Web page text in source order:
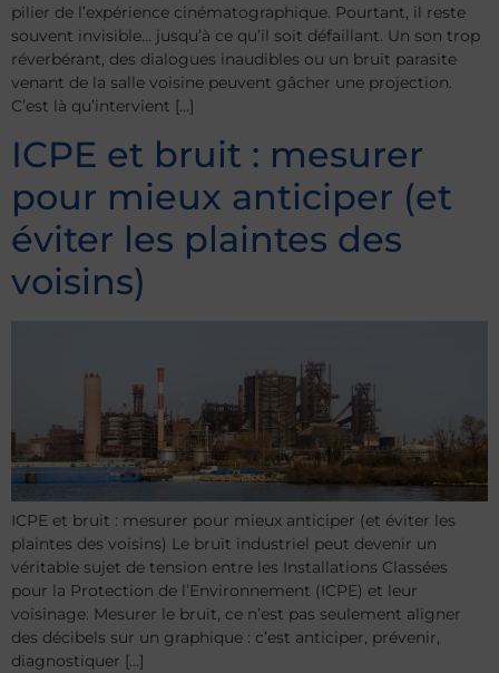
pilier de l’expérience cinématographique. Pourtant, il reste
souvent invisible… jusqu’à ce qu’il soit défaillant. Un son trop
réverbérant, des dialogues inaudibles ou un bruit parasite
venant de la salle voisine peuvent gâcher une projection.
C’est là qu’intervient […]
ICPE et bruit : mesurer
pour mieux anticiper (et
éviter les plaintes des
voisins)
ICPE et bruit : mesurer pour mieux anticiper (et éviter les
plaintes des voisins) Le bruit industriel peut devenir un
véritable sujet de tension entre les Installations Classées
pour la Protection de l’Environnement (ICPE) et leur
voisinage. Mesurer le bruit, ce n’est pas seulement aligner
des décibels sur un graphique : c’est anticiper, prévenir,
diagnostiquer […]